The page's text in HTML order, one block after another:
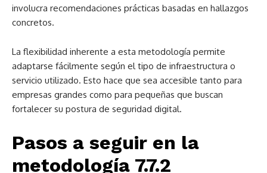
involucra recomendaciones prácticas basadas en hallazgos
concretos.
La flexibilidad inherente a esta metodología permite
adaptarse fácilmente según el tipo de infraestructura o
servicio utilizado. Esto hace que sea accesible tanto para
empresas grandes como para pequeñas que buscan
fortalecer su postura de seguridad digital.
Pasos a seguir en la
metodología 7.7.2